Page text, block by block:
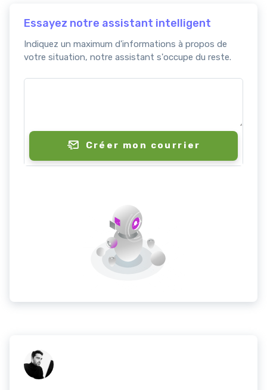
Essayez notre assistant intelligent
Indiquez un maximum d'informations à propos de
votre situation, notre assistant s'occupe du reste.
Créer mon courrier